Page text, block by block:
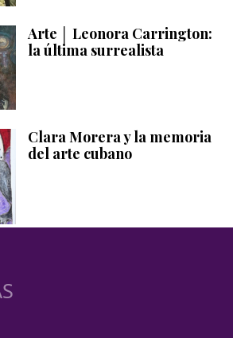
Arte │ Leonora Carrington:
la última surrealista
Clara Morera y la memoria
del arte cubano